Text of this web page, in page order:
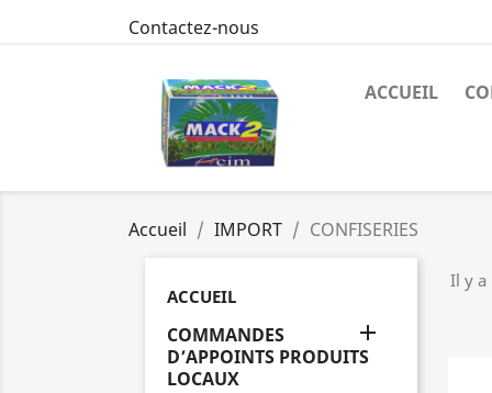
Contactez-nous
ACCUEIL
Accueil IMPORT CONFISERIES
ACCUEIL
COMMANDES
D’APPOINTS PRODUITS
LOCAUX

Il y a